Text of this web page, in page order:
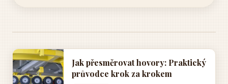
Jak přesměrovat hovory: Praktický
průvodce krok za krokem